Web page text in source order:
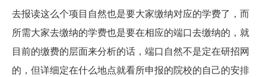
去报读这么个项目自然也是要大家缴纳对应的学费了，而
所需大家去缴纳的学费也是要在相应的端口去缴纳的，就
目前的缴费的层面来分析的话，端口自然不是定在研招网
的，但详细定在什么地点就看所申报的院校的自己的安排